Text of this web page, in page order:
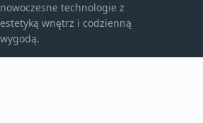
nowoczesne technologie z
estetyką wnętrz i codzienną
wygodą.